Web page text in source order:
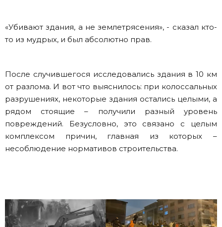
«Убивают здания, а не землетрясения», - сказал кто-
то из мудрых, и был абсолютно прав.
После случившегося исследовались здания в 10 км
от разлома. И вот что выяснилось: при колоссальных
разрушениях, некоторые здания остались целыми, а
рядом стоящие – получили разный уровень
повреждений. Безусловно, это связано с целым
комплексом причин, главная из которых –
несоблюдение нормативов строительства.